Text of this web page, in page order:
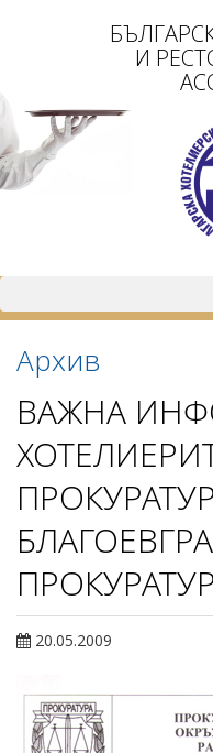
И
Архив
ВАЖНА
20.05.2009